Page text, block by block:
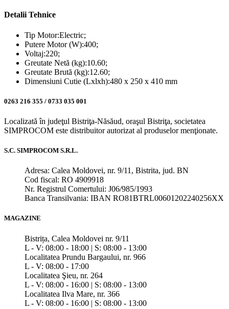
Detalii Tehnice
Tip Motor:Electric;
Putere Motor (W):400;
Voltaj:220;
Greutate Netă (kg):10.60;
Greutate Brută (kg):12.60;
Dimensiuni Cutie (Lxlxh):480 x 250 x 410 mm
0263 216 355 / 0733 035 001
Localizată în judeţul Bistriţa-Năsăud, oraşul Bistriţa, societatea
SIMPROCOM este distribuitor autorizat al produselor menţionate.
S.C. SIMPROCOM S.R.L.
Adresa: Calea Moldovei, nr. 9/11, Bistrita, jud. BN
Cod fiscal: RO 4909918
Nr. Registrul Comertului: J06/985/1993
Banca Transilvania: IBAN RO81BTRL00601202240256XX
MAGAZINE
Bistrița, Calea Moldovei nr. 9/11
L - V: 08:00 - 18:00 | S: 08:00 - 13:00
Localitatea Prundu Bargaului, nr. 966
L - V: 08:00 - 17:00
Localitatea Şieu, nr. 264
L - V: 08:00 - 16:00 | S: 08:00 - 13:00
Localitatea Ilva Mare, nr. 366
L - V: 08:00 - 16:00 | S: 08:00 - 13:00